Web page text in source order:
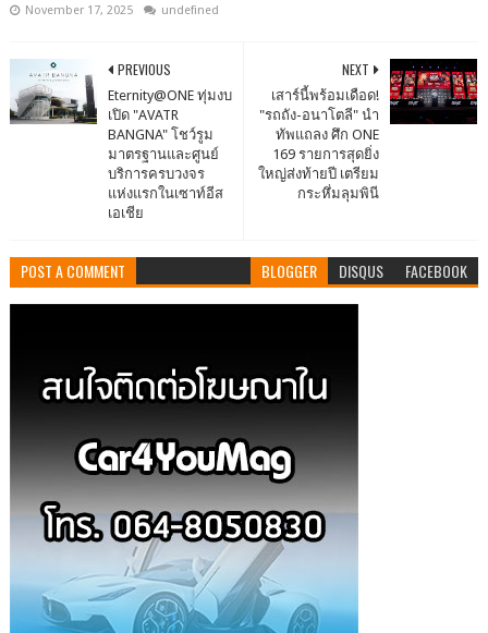
November 17, 2025 undefined
NEXT
เสาร์นี้พร้อมเดือด!
"รถถัง-อนาโตลี" นำ
ทัพแถลง ศึก ONE
169 รายการสุดยิ่ง
ใหญ่ส่งท้ายปี เตรียม
กระหึ่มลุมพินี
PREVIOUS
Eternity@ONE ทุ่มงบ
เปิด "AVATR
BANGNA" โชว์รูม
มาตรฐานและศูนย์
บริการครบวงจร
แห่งแรกในเซาท์อีส
เอเชีย
POST A COMMENT BLOGGER DISQUS FACEBOOK